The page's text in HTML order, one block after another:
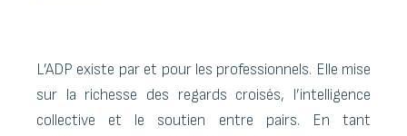
L’ADP existe par et pour les professionnels. Elle mise
sur la richesse des regards croisés, l’intelligence
collective et le soutien entre pairs. En tant